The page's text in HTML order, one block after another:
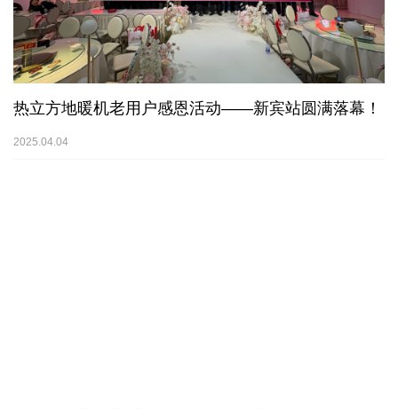
热立方地暖机老用户感恩活动——新宾站圆满落幕！
2025.04.04